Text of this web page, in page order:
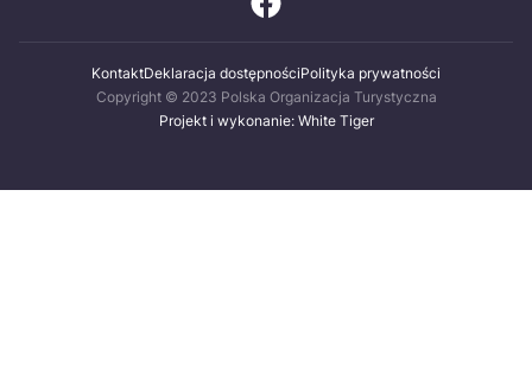
KontaktDeklaracja dostępnościPolityka prywatności
Copyright © 2023 Polska Organizacja Turystyczna
Projekt i wykonanie: White Tiger